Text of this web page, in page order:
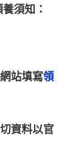
須知：
站填寫領
切資料以官